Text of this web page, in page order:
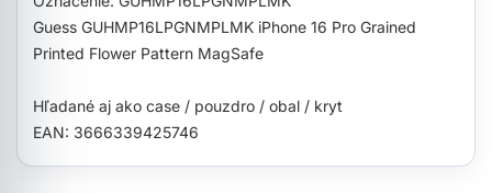
Guess GUHMP16LPGNMPLMK iPhone 16 Pro Grained
Printed Flower Pattern MagSafe
Hľadané aj ako case / pouzdro / obal / kryt
EAN: 3666339425746